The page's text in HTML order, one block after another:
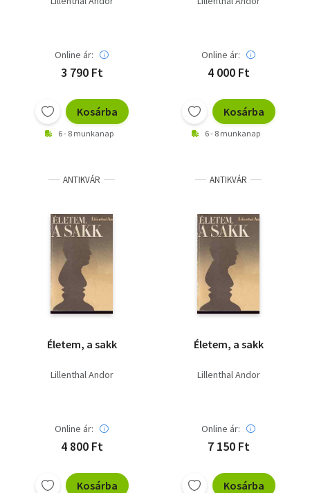
Online ár:
3 790 Ft
Kosárba
6 - 8 munkanap
Online ár:
4 000 Ft
Kosárba
6 - 8 munkanap
ANTIKVÁR
Életem, a sakk
Lillenthal Andor
Online ár:
4 800 Ft
Kosárba
ANTIKVÁR
Életem, a sakk
Lillenthal Andor
Online ár:
7 150 Ft
Kosárba